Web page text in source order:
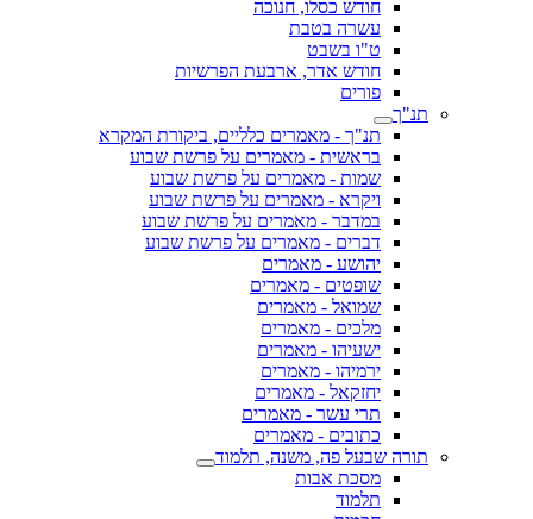
חודש כסלו, חנוכה
עשרה בטבת
ט"ו בשבט
חודש אדר, ארבעת הפרשיות
פורים
תנ"ך
תנ"ך - מאמרים כלליים, ביקורת המקרא
בראשית - מאמרים על פרשת שבוע
שמות - מאמרים על פרשת שבוע
ויקרא - מאמרים על פרשת שבוע
במדבר - מאמרים על פרשת שבוע
דברים - מאמרים על פרשת שבוע
יהושע - מאמרים
שופטים - מאמרים
שמואל - מאמרים
מלכים - מאמרים
ישעיהו - מאמרים
ירמיהו - מאמרים
יחזקאל - מאמרים
תרי עשר - מאמרים
כתובים - מאמרים
תורה שבעל פה, משנה, תלמוד
מסכת אבות
תלמוד